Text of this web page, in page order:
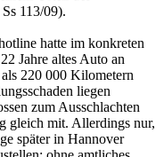
113/09).
hatte im konkreten
Jahre altes Auto an
220 000 Kilometern
liegen
zum Ausschlachten
gleich mit. Allerdings nur,
später in Hannover